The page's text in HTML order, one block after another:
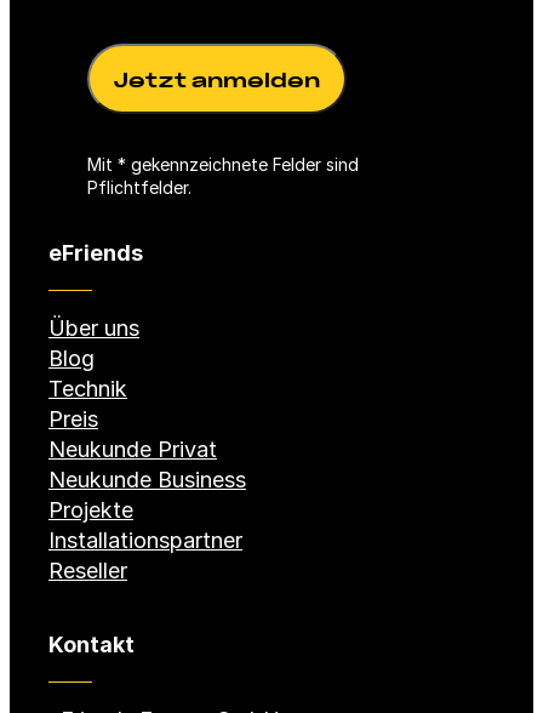
d
h
t
Mit * gekennzeichnete Felder sind
Pflichtfelder.
eFriends
Über uns
Blog
Technik
Preis
Neukunde Privat
Neukunde Business
Projekte
Installationspartner
Reseller
Kontakt